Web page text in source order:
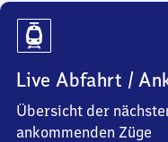
Reiseinfos
Live Abfahrt /
Übersicht der
ankommenden Züge